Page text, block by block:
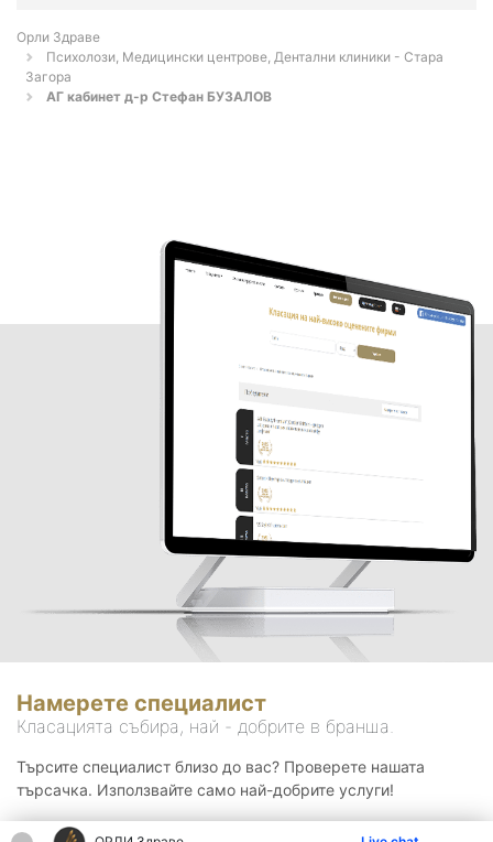
Орли Здраве
Психолози, Медицински центрове, Дентални клиники - Стара
Загора
АГ кабинет д-р Стефан БУЗАЛОВ
Намерете специалист
Класацията събира, най - добрите в бранша.
Търсите специалист близо до вас? Проверете нашата
търсачка. Използвайте само най-добрите услуги!